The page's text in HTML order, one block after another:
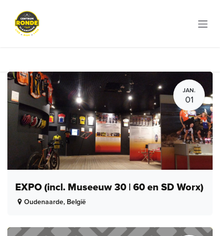
JAN.
01
EXPO (incl. Museeuw 30 | 60 en SD Worx)
Oudenaarde, België